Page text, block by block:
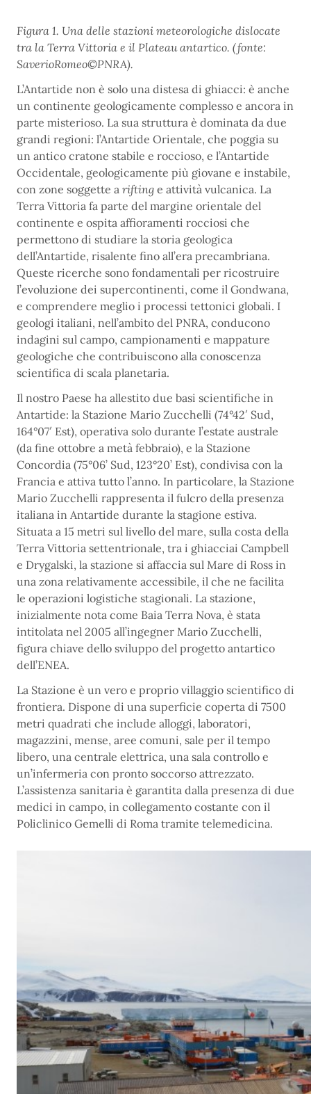
Figura 1. Una delle stazioni meteorologiche dislocate
tra la Terra Vittoria e il Plateau antartico. (fonte:
SaverioRomeo©PNRA).
L’Antartide non è solo una distesa di ghiacci: è anche
un continente geologicamente complesso e ancora in
parte misterioso. La sua struttura è dominata da due
grandi regioni: l’Antartide Orientale, che poggia su
un antico cratone stabile e roccioso, e l’Antartide
Occidentale, geologicamente più giovane e instabile,
con zone soggette a rifting e attività vulcanica. La
Terra Vittoria fa parte del margine orientale del
continente e ospita affioramenti rocciosi che
permettono di studiare la storia geologica
dell’Antartide, risalente fino all’era precambriana.
Queste ricerche sono fondamentali per ricostruire
l’evoluzione dei supercontinenti, come il Gondwana,
e comprendere meglio i processi tettonici globali. I
geologi italiani, nell’ambito del PNRA, conducono
indagini sul campo, campionamenti e mappature
geologiche che contribuiscono alla conoscenza
scientifica di scala planetaria.
Il nostro Paese ha allestito due basi scientifiche in
Antartide: la Stazione Mario Zucchelli (74°42′ Sud,
164°07′ Est), operativa solo durante l’estate australe
(da fine ottobre a metà febbraio), e la Stazione
Concordia (75°06’ Sud, 123°20’ Est), condivisa con la
Francia e attiva tutto l’anno. In particolare, la Stazione
Mario Zucchelli rappresenta il fulcro della presenza
italiana in Antartide durante la stagione estiva.
Situata a 15 metri sul livello del mare, sulla costa della
Terra Vittoria settentrionale, tra i ghiacciai Campbell
e Drygalski, la stazione si affaccia sul Mare di Ross in
una zona relativamente accessibile, il che ne facilita
le operazioni logistiche stagionali. La stazione,
inizialmente nota come Baia Terra Nova, è stata
intitolata nel 2005 all’ingegner Mario Zucchelli,
figura chiave dello sviluppo del progetto antartico
dell’ENEA.
La Stazione è un vero e proprio villaggio scientifico di
frontiera. Dispone di una superficie coperta di 7500
metri quadrati che include alloggi, laboratori,
magazzini, mense, aree comuni, sale per il tempo
libero, una centrale elettrica, una sala controllo e
un’infermeria con pronto soccorso attrezzato.
L’assistenza sanitaria è garantita dalla presenza di due
medici in campo, in collegamento costante con il
Policlinico Gemelli di Roma tramite telemedicina.